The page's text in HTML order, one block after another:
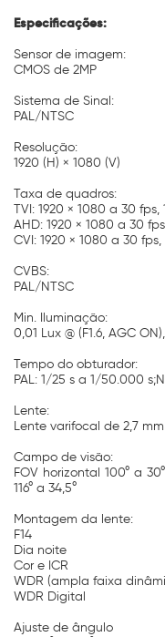
Especificações:
Sensor de imagem:
CMOS de 2MP
Sistema de Sinal:
PAL/NTSC
Resolução:
1920 (H) × 1080 (V)
Taxa de quadros:
TVI: 1920 × 1080 a 30
AHD: 1920 × 1080 a 30
CVI: 1920 × 1080 a 30
CVBS:
PAL/NTSC
Min. Iluminação:
0,01 Lux @ (F1.6, AGC
Tempo do obturador:
PAL: 1/25 s a 1/50.000
Lente:
Lente varifocal de 2,7
Campo de visão:
FOV horizontal 100° a
116° a 34,5°
Montagem da lente:
F14
Dia noite
Cor e ICR
WDR (ampla faixa
WDR Digital
Ajuste de ângulo